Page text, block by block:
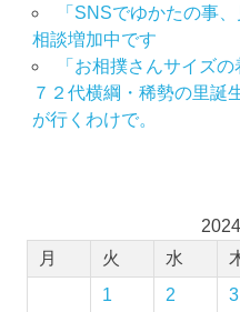
い
振
袖
振
袖
き
振
「SNSでゆかたの事
相談増加中です
「お相撲さんサイズ
７２代横綱・稀勢の里誕
が行くわけで。
月
火 水
1
2 3